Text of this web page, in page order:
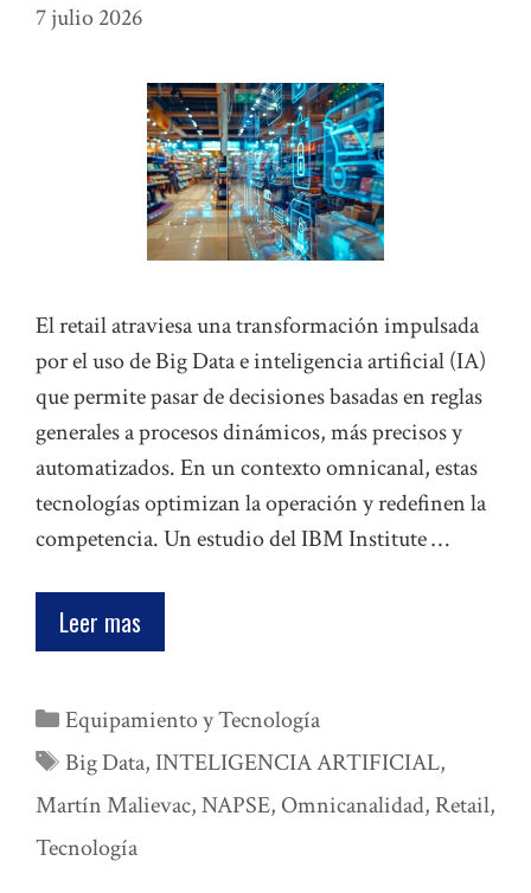
7 julio 2026
El retail atraviesa una transformación impulsada
por el uso de Big Data e inteligencia artificial (IA)
que permite pasar de decisiones basadas en reglas
generales a procesos dinámicos, más precisos y
automatizados. En un contexto omnicanal, estas
tecnologías optimizan la operación y redefinen la
competencia. Un estudio del IBM Institute …
Leer mas
Categorías
Equipamiento y Tecnología
Etiquetas
Big Data, INTELIGENCIA ARTIFICIAL,
Martín Malievac,NAPSE, Omnicanalidad, Retail,
Tecnología